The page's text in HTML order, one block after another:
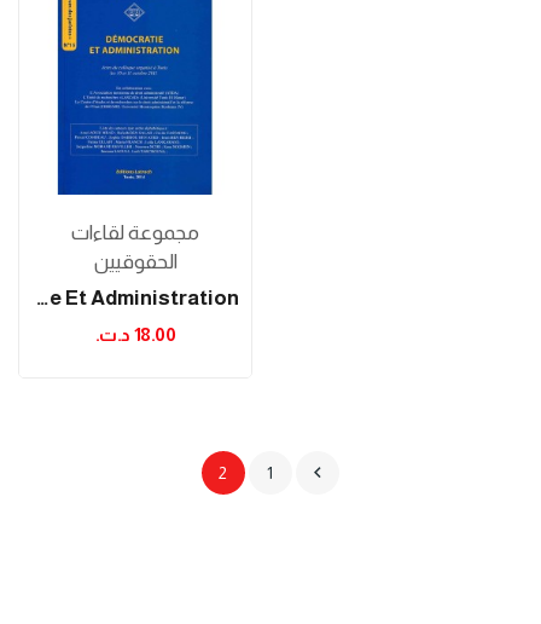
مجموعة لقاءات
الحقوقيين
Démocratie Et Administration
18.00 د.ت.‏

1
2